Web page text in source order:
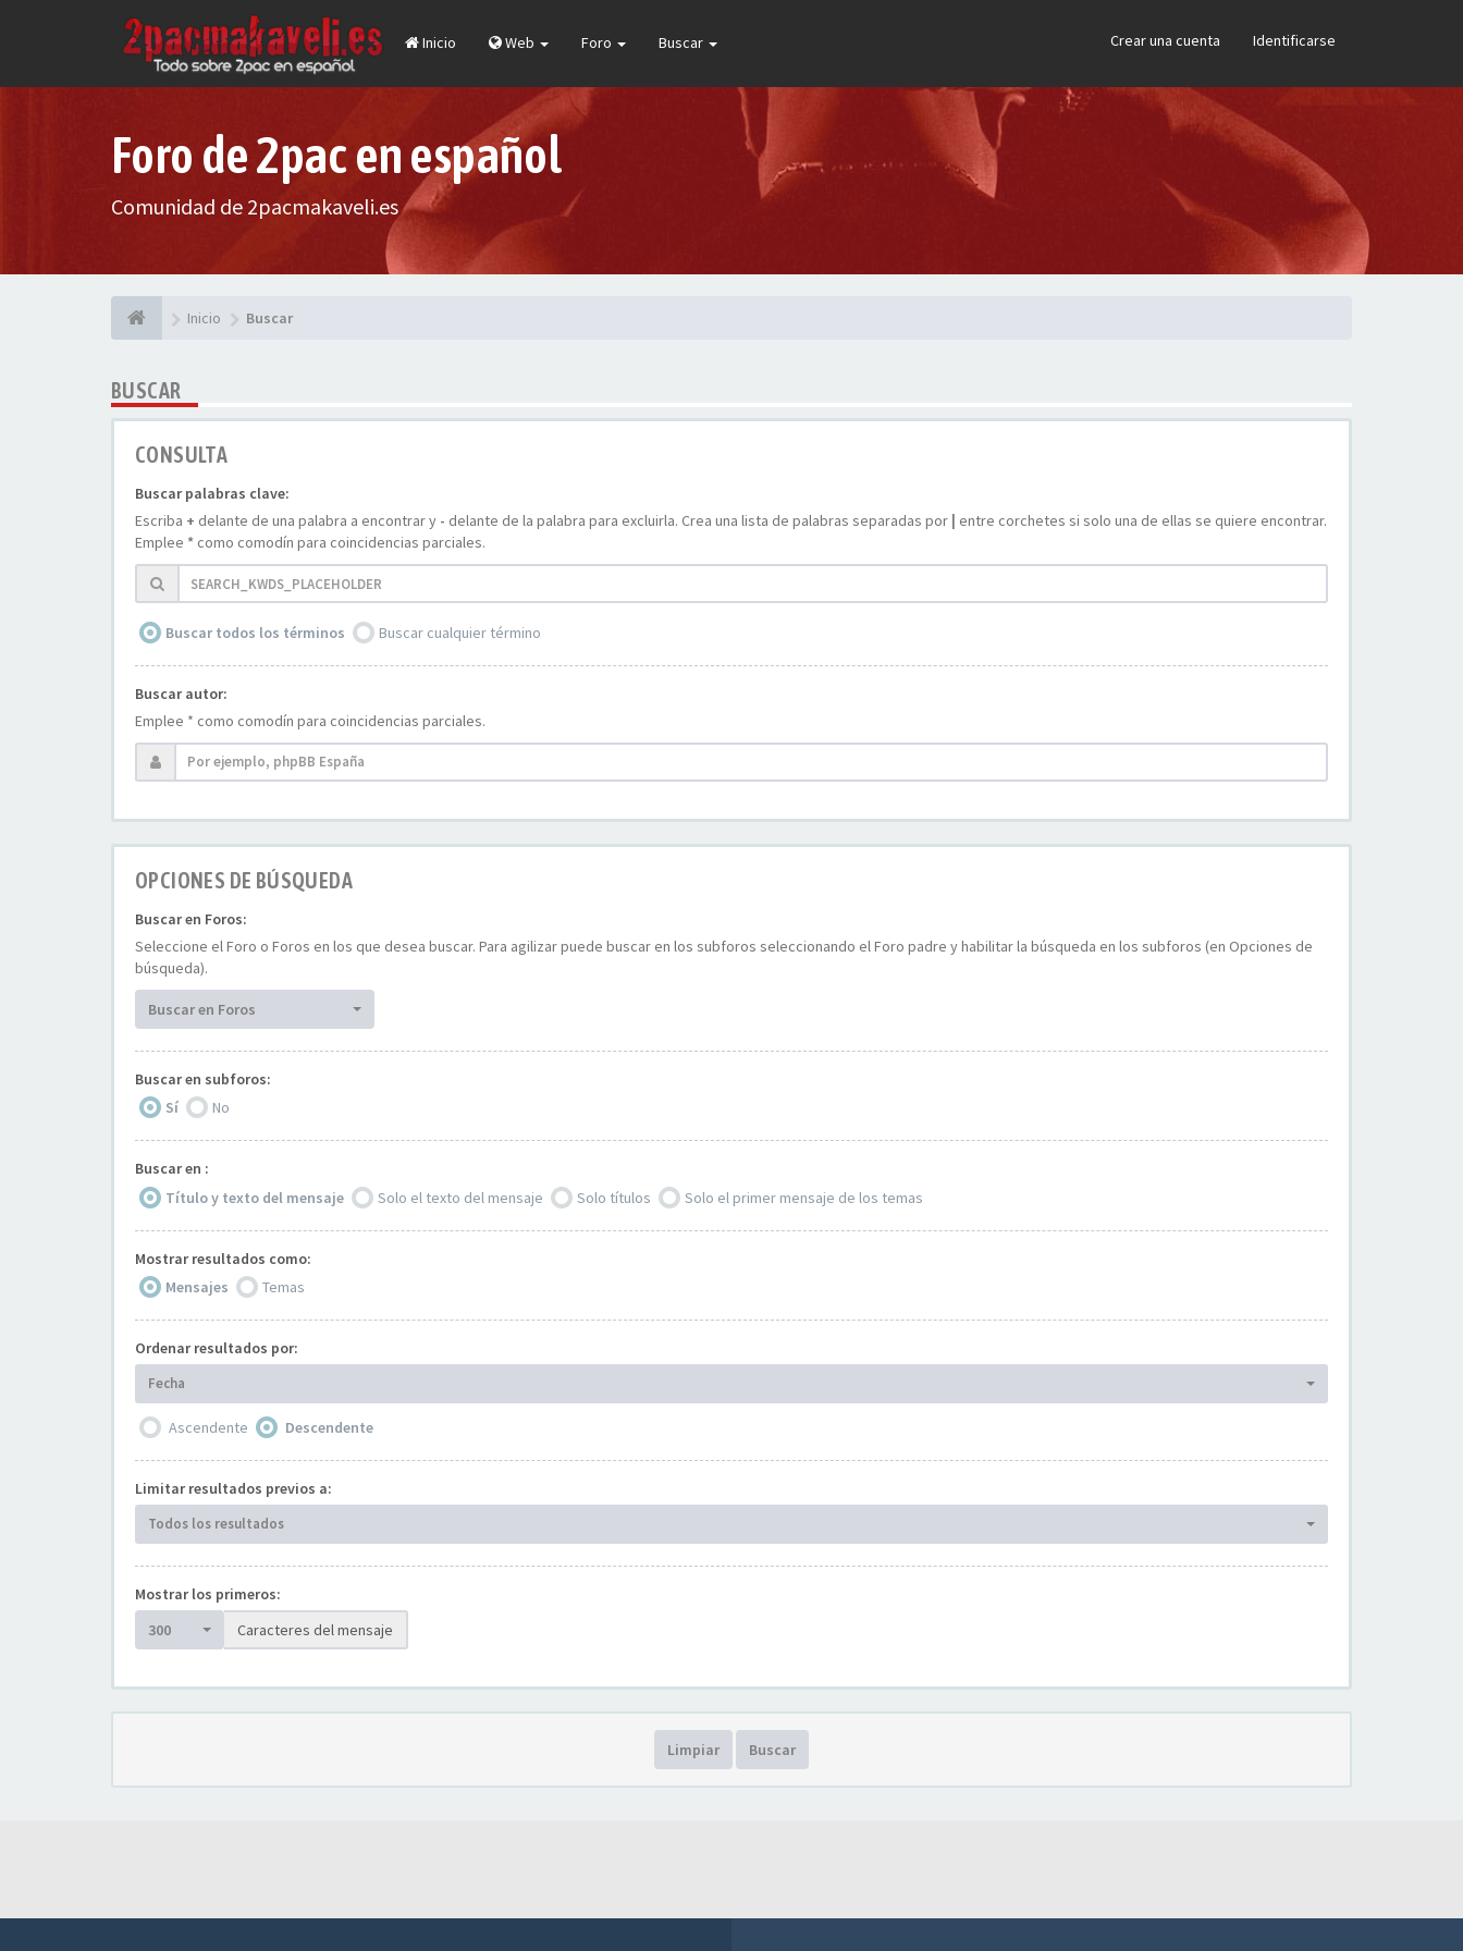
Inicio Web Foro Buscar Crear una cuenta Identificarse
Foro de 2pac en español
Comunidad de 2pacmakaveli.es
Inicio Buscar
BUSCAR
CONSULTA
Buscar palabras clave:
Escriba + delante de una palabra a encontrar y - delante de la palabra para excluirla. Crea una lista de palabras separadas por | entre corchetes si solo una de ellas se quiere encontrar.
Emplee * como comodín para coincidencias parciales.
Buscar todos los términos Buscar cualquier término
Buscar autor:
Emplee * como comodín para coincidencias parciales.
OPCIONES DE BÚSQUEDA
Buscar en Foros:
Seleccione el Foro o Foros en los que desea buscar. Para agilizar puede buscar en los subforos seleccionando el Foro padre y habilitar la búsqueda en los subforos (en Opciones de
búsqueda).
Buscar en Foros
Buscar en subforos:
Sí
No
Buscar en :
Título y texto del mensaje
Solo el texto del mensaje Solo títulos Solo el primer mensaje de los temas
Mostrar resultados como:
Mensajes
Temas
Ordenar resultados por:
Fecha
Ascendente Descendente
Limitar resultados previos a:
Todos los resultados
Mostrar los primeros:
300
Caracteres del mensaje
Limpiar Buscar